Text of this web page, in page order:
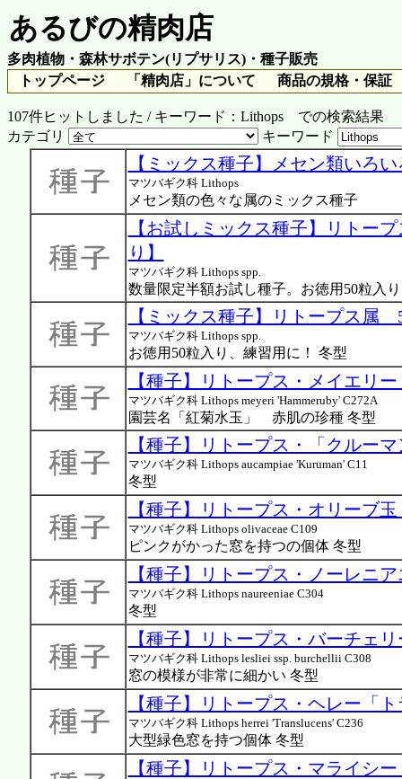
あるびの精肉店
多肉植物・森林サボテン(リプサリス)・種子販売
トップページ
「精肉店」について 商品の規格・保証
107件ヒットしました / キーワード：Lithops での検索結果
カテゴリ
キーワード
【ミックス種子】メセン類いろ
マツバギク科 Lithops
メセン類の色々な属のミックス種子
【お試しミックス種子】リトー
り】
マツバギク科 Lithops spp.
数量限定半額お試し種子。お徳用50粒入
【ミックス種子】リトープス属
マツバギク科 Lithops spp.
お徳用50粒入り、練習用に！ 冬型
【種子】リトープス・メイエリ
マツバギク科 Lithops meyeri 'Hammeruby' C272A
園芸名「紅菊水玉」 赤肌の珍種 冬型
【種子】リトープス・「クルーマ
マツバギク科 Lithops aucampiae 'Kuruman' C11
冬型
【種子】リトープス・オリーブ玉
マツバギク科 Lithops olivaceae C109
ピンクがかった窓を持つの個体 冬型
【種子】リトープス・ノーレニア
マツバギク科 Lithops naureeniae C304
冬型
【種子】リトープス・バーチェリ
マツバギク科 Lithops lesliei ssp. burchellii C308
窓の模様が非常に細かい 冬型
【種子】リトープス・ヘレー「
マツバギク科 Lithops herrei 'Translucens' C236
大型緑色窓を持つ個体 冬型
【種子】リトープス・マライシー